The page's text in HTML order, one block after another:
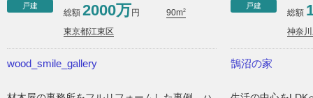
戸建
総額 2000万円 90m2
東京都江東区
wood_smile_gallery
戸建
総額
神奈
鵠沼の家